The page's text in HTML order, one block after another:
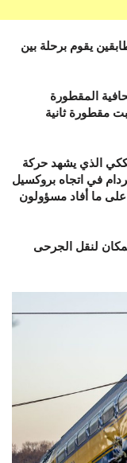
يقوم برحلة بين
المقطورة
مقطورة ثانية
الذي يشهد حركة
في اتجاه بروكسيل
على ما أفاد مسؤولون
لنقل الجرحى